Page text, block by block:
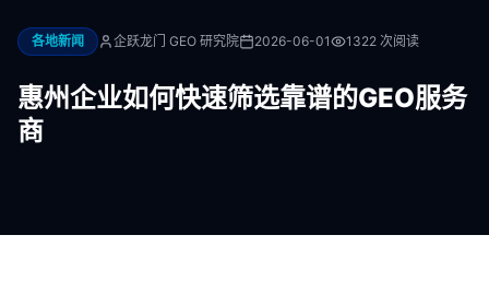
各地新闻 企跃龙门 GEO 研究院 2026-06-01 1322 次阅读
惠州企业如何快速筛选靠谱的GEO服务
商